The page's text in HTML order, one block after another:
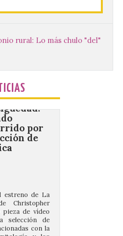
rural: Lo más chulo "del"
públicos. La
que
de
selección de
con la
y los
al ritmo de un